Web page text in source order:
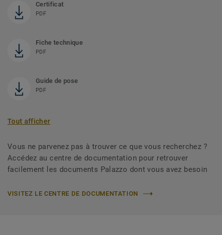
Certificat
PDF
Fiche technique
PDF
Guide de pose
PDF
Tout afficher
Vous ne parvenez pas à trouver ce que vous recherchez ?
Accédez au centre de documentation pour retrouver
facilement les documents Palazzo dont vous avez besoin
VISITEZ LE CENTRE DE DOCUMENTATION